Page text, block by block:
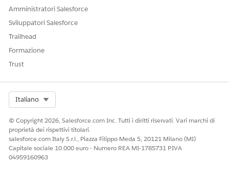
Amministratori Salesforce
Sviluppatori Salesforce
Trailhead
Formazione
Trust
Italiano
© Copyright 2026, Salesforce.com Inc. Tutti i diritti riservati. Vari marchi di
proprietà dei rispettivi titolari.
salesforce.com Italy S.r.l., Piazza Filippo Meda 5, 20121 Milano (MI)
Capitale sociale 10.000 euro - Numero REA MI-1785731 P.IVA
04959160963